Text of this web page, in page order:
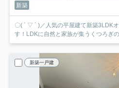
新築
〇( ´ ▽ ` )／人気の平屋建て新築3LDK
す！LDKに自然と家族が集うくつろぎの
新築一戸建